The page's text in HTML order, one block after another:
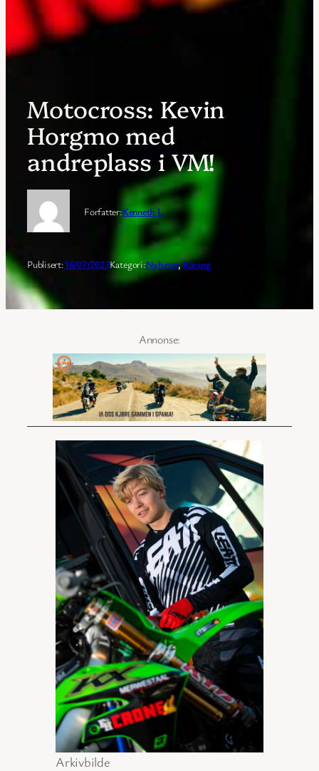
Motocross: Kevin
Horgmo med
andreplass i VM!
Forfatter:Kenneth J.
Publisert:16/07/2023Kategori:Nyheter, Racing
Arkivbilde